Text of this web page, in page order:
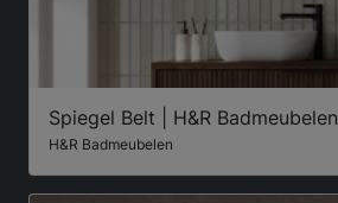
Spiegel Belt | H&R Badmeubelen
H&R Badmeubelen